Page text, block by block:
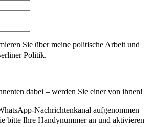
Sie über meine politische Arbeit und
Politik.
dabei – werden Sie einer von ihnen!
Nachrichtenkanal aufgenommen
bitte Ihre Handynummer an und aktivieren